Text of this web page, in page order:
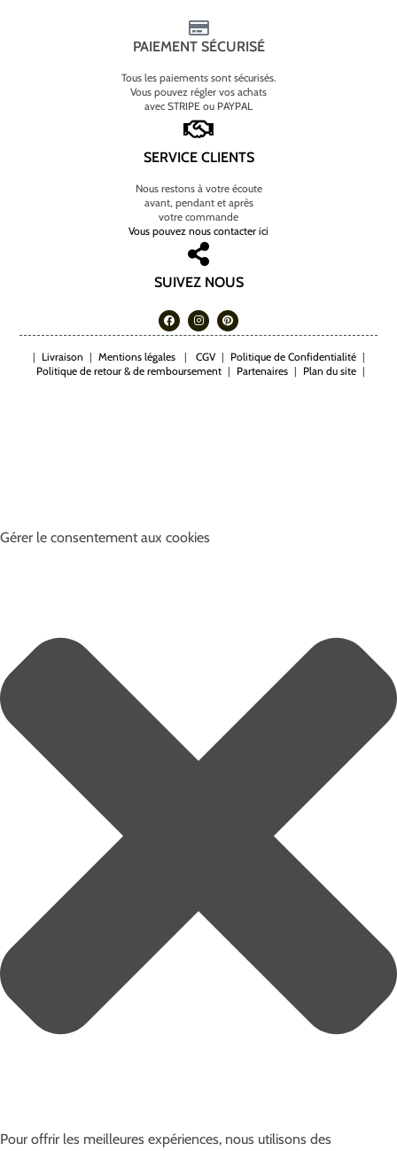
PAIEMENT SÉCURISÉ
Tous les paiements sont sécurisés.
Vous pouvez régler vos achats
avec STRIPE ou PAYPAL
SERVICE CLIENTS
Nous restons à votre écoute
avant, pendant et après
votre commande
Vous pouvez nous contacter ici
SUIVEZ NOUS
| Livraison | Mentions légales | CGV | Politique de Confidentialité |
Politique de retour & de remboursement | Partenaires | Plan du site |
Gérer le consentement aux cookies
Pour offrir les meilleures expériences, nous utilisons des